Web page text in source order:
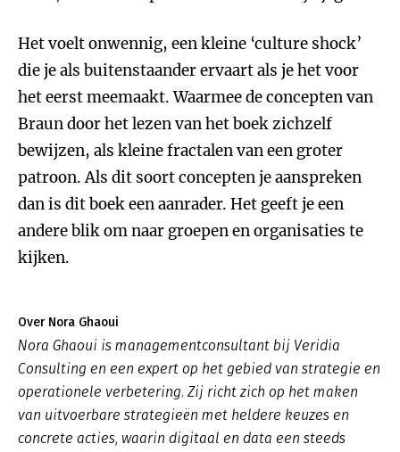
Het voelt onwennig, een kleine ‘culture shock’
die je als buitenstaander ervaart als je het voor
het eerst meemaakt. Waarmee de concepten van
Braun door het lezen van het boek zichzelf
bewijzen, als kleine fractalen van een groter
patroon. Als dit soort concepten je aanspreken
dan is dit boek een aanrader. Het geeft je een
andere blik om naar groepen en organisaties te
kijken.
Over Nora Ghaoui
Nora Ghaoui is managementconsultant bij Veridia
Consulting en een expert op het gebied van strategie en
operationele verbetering. Zij richt zich op het maken
van uitvoerbare strategieën met heldere keuzes en
concrete acties, waarin digitaal en data een steeds